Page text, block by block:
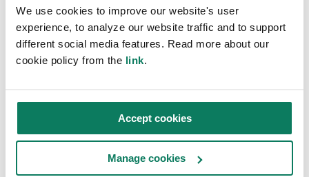
We use cookies to improve our website's user
experience, to analyze our website traffic and to support
different social media features. Read more about our
cookie policy from the link.
Accept cookies
Manage cookies